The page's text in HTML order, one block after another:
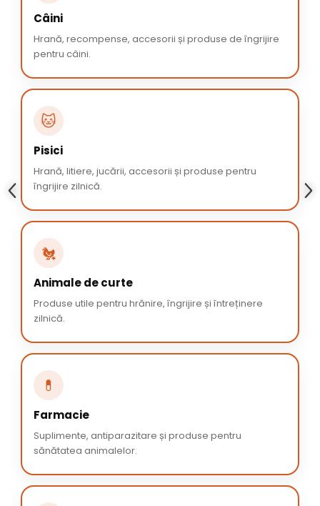
Câini
Hrană, recompense, accesorii și produse de îngrijire
pentru câini.
🐱
Pisici
Hrană, litiere, jucării, accesorii și produse pentru
îngrijire zilnică.
🐔
Animale de curte
Produse utile pentru hrănire, îngrijire și întreținere
zilnică.
💊
Farmacie
Suplimente, antiparazitare și produse pentru
sănătatea animalelor.